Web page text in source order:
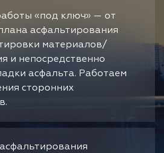
«под ключ» — от
асфальтирования
материалов/
и непосредственно
асфальта. Работаем
сторонних